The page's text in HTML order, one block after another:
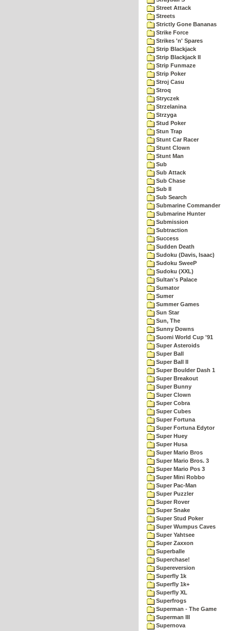
Street Attack
Streets
Strictly Gone Bananas
Strike Force
Strikes 'n' Spares
Strip Blackjack
Strip Blackjack II
Strip Funmaze
Strip Poker
Stroj Casu
Stroq
Stryczek
Strzelanina
Strzyga
Stud Poker
Stun Trap
Stunt Car Racer
Stunt Clown
Stunt Man
Sub
Sub Attack
Sub Chase
Sub II
Sub Search
Submarine Commander
Submarine Hunter
Submission
Subtraction
Success
Sudden Death
Sudoku (Davis, Isaac)
Sudoku SweeP
Sudoku (XXL)
Sultan's Palace
Sumator
Sumer
Summer Games
Sun Star
Sun, The
Sunny Downs
Suomi World Cup '91
Super Asteroids
Super Ball
Super Ball II
Super Boulder Dash 1
Super Breakout
Super Bunny
Super Clown
Super Cobra
Super Cubes
Super Fortuna
Super Fortuna Edytor
Super Huey
Super Husa
Super Mario Bros
Super Mario Bros. 3
Super Mario Pos 3
Super Mini Robbo
Super Pac-Man
Super Puzzler
Super Rover
Super Snake
Super Stud Poker
Super Wumpus Caves
Super Yahtsee
Super Zaxxon
Superballe
Superchase!
Supereversion
Superfly 1k
Superfly 1k+
Superfly XL
Superfrogs
Superman - The Game
Superman III
Supernova